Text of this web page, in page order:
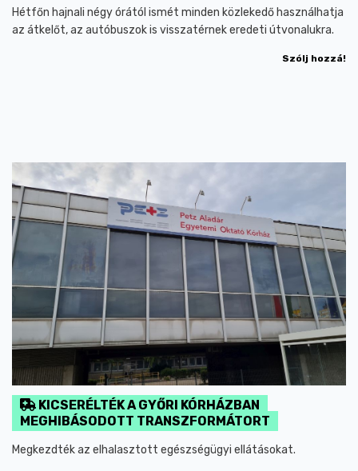
Hétfőn hajnali négy órától ismét minden közlekedő használhatja
az átkelőt, az autóbuszok is visszatérnek eredeti útvonalukra.
Szólj hozzá!
KICSERÉLTÉK A GYŐRI KÓRHÁZBAN
MEGHIBÁSODOTT TRANSZFORMÁTORT
Megkezdték az elhalasztott egészségügyi ellátásokat.